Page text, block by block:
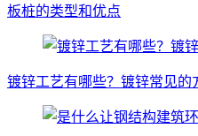
板桩的类型和优点
镀锌工艺有哪些？镀锌常见的